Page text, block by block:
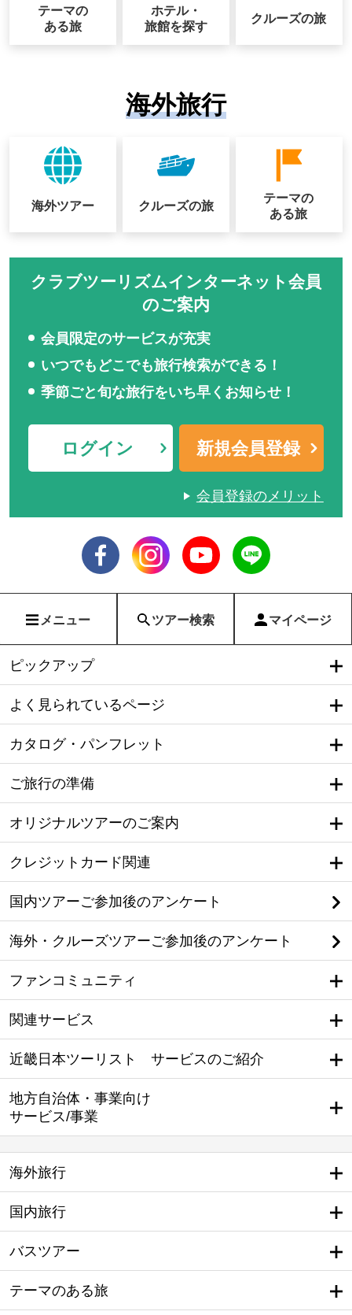
テーマの
ある旅
ホテル・
旅館を探す
クルーズの旅
海外旅行
海外ツアー クルーズの旅
テーマの
ある旅
クラブツーリズムインターネット会員
のご案内
会員限定のサービスが充実
いつでもどこでも旅行検索ができる！
季節ごと旬な旅行をいち早くお知らせ！
ログイン 新規会員登録
会員登録のメリット
メニュー ツアー検索 マイページ
ピックアップ
よく見られているページ
カタログ・パンフレット
ご旅行の準備
オリジナルツアーのご案内
クレジットカード関連
国内ツアーご参加後のアンケート
海外・クルーズツアーご参加後のアンケート
ファンコミュニティ
関連サービス
近畿日本ツーリスト サービスのご紹介
地方自治体・事業向け
サービス/事業
海外旅行
国内旅行
バスツアー
テーマのある旅